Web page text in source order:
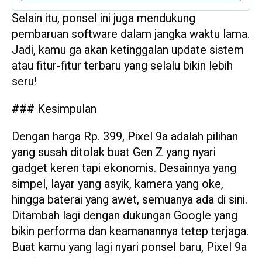
Selain itu, ponsel ini juga mendukung
pembaruan software dalam jangka waktu lama.
Jadi, kamu ga akan ketinggalan update sistem
atau fitur-fitur terbaru yang selalu bikin lebih
seru!
### Kesimpulan
Dengan harga Rp. 399, Pixel 9a adalah pilihan
yang susah ditolak buat Gen Z yang nyari
gadget keren tapi ekonomis. Desainnya yang
simpel, layar yang asyik, kamera yang oke,
hingga baterai yang awet, semuanya ada di sini.
Ditambah lagi dengan dukungan Google yang
bikin performa dan keamanannya tetep terjaga.
Buat kamu yang lagi nyari ponsel baru, Pixel 9a